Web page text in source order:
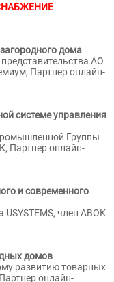
дома
АО
Партнер онлайн-
системе управления
Группы
Партнер онлайн-
и современного
USYSTEMS, член АВОК
домов
развитию товарных
онлайн-